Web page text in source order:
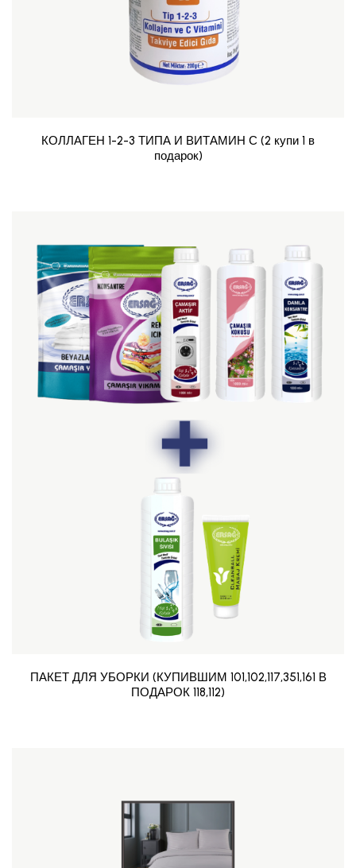
КОЛЛАГЕН 1-2-3 ТИПА И ВИТАМИН С (2 купи 1 в
подарок)
ПАКЕТ ДЛЯ УБОРКИ (КУПИВШИМ 101,102,117,351,161 В
ПОДАРОК 118,112)